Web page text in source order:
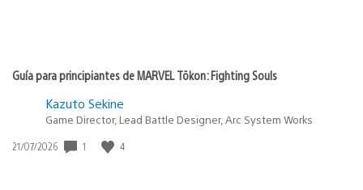
Guía para principiantes de MARVEL Tōkon: Fighting Souls
Kazuto Sekine
Game Director, Lead Battle Designer, Arc System Works
Fecha
21/07/2026 1 4